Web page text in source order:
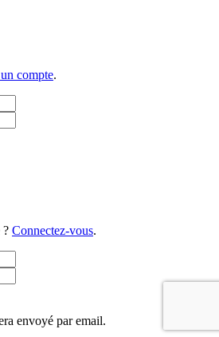
compte.
? Connectez-vous.
envoyé par email.